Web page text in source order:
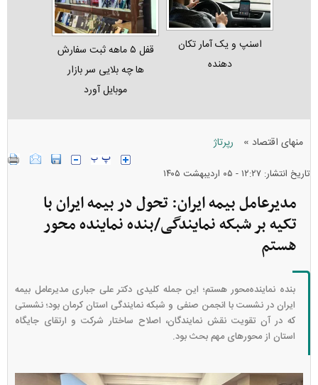
اسنپ و یک آمار تکان‌
دهنده
قفل ۵ ماهه ثبت‌ سفارش‌
ها چه بلایی سر بازار
موبایل آورد
منهای اقتصاد » رپرتاژ
تاریخ انتشار: ۱۲:۲۷ - ۰۵ ارديبهشت ۱۴۰۵
مدیرعامل بیمه ایران: تحول در بیمه ایران با
تکیه بر شبکه نمایندگی/بنده نماینده محور
هستم
بنده نماینده‌محور هستم؛ این جمله کلیدی دکتر علی جباری مدیرعامل بیمه
ایران در نشست با انجمن صنفی و شبکه نمایندگی استان کرمان بود؛ نشستی
که در آن تقویت نقش نمایندگان، اصلاح ساختار شرکت و ارتقای جایگاه
استان از محور‌های مهم بحث بود.